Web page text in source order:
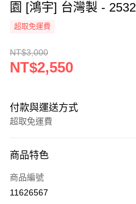
園 [鴻宇] 台灣製 - 2532
超取免運費
NT$3,000
NT$2,550
付款與運送方式
超取免運費
信用卡一次付款
超商取貨付款
商品特色
商品編號
11626567